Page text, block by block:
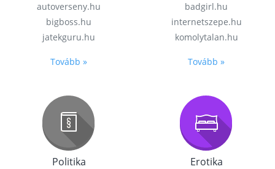
autoverseny.hu
bigboss.hu
jatekguru.hu
Tovább »
badgirl.hu
internetszepe.hu
komolytalan.hu
Tovább »
Politika Erotika